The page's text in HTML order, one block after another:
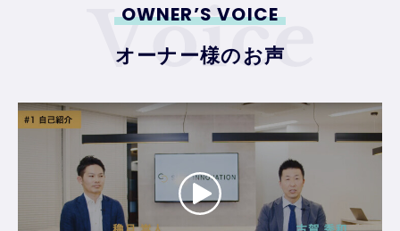
OWNER’S VOICE
オーナー様のお声